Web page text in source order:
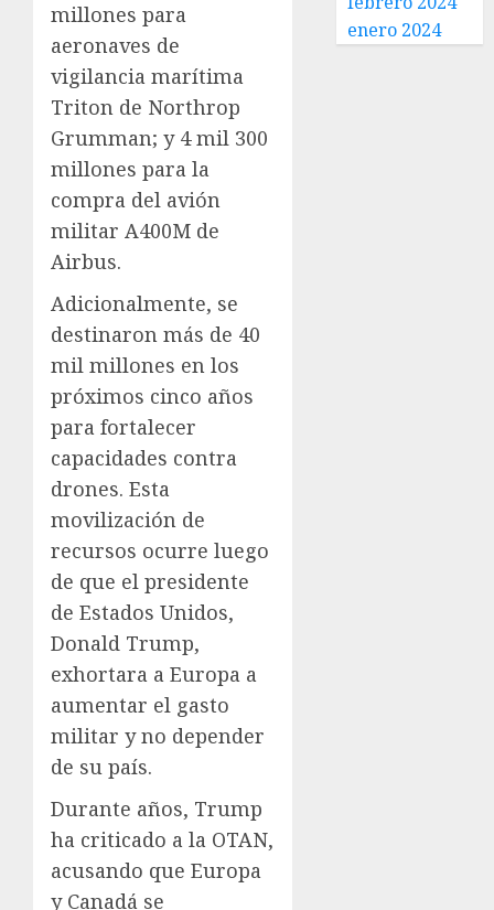
millones para
aeronaves de
vigilancia marítima
Triton de Northrop
Grumman; y 4 mil 300
millones para la
compra del avión
militar A400M de
Airbus.
Adicionalmente, se
destinaron más de 40
mil millones en los
próximos cinco años
para fortalecer
capacidades contra
drones. Esta
movilización de
recursos ocurre luego
de que el presidente
de Estados Unidos,
Donald Trump,
exhortara a Europa a
aumentar el gasto
militar y no depender
de su país.
Durante años, Trump
ha criticado a la OTAN,
acusando que Europa
y Canadá se
enero 2024